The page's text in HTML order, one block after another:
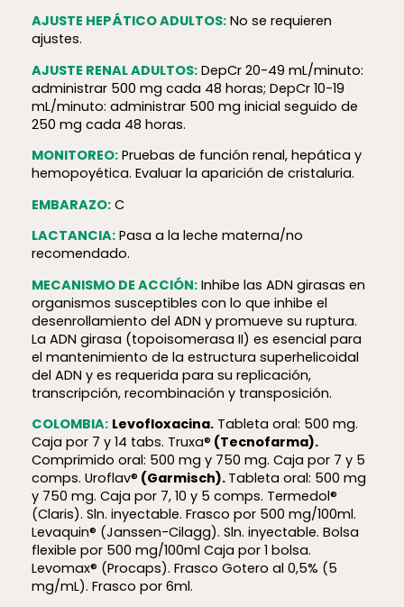
AJUSTE HEPÁTICO ADULTOS:No se requieren
ajustes.
AJUSTE RENAL ADULTOS:DepCr 20-49 mL/minuto:
administrar 500 mg cada 48 horas; DepCr 10-19
mL/minuto: administrar 500 mg inicial seguido de
250 mg cada 48 horas.
MONITOREO:Pruebas de función renal, hepática y
hemopoyética. Evaluar la aparición de cristaluria.
EMBARAZO:C
LACTANCIA:Pasa a la leche materna/no
recomendado.
MECANISMO DE ACCIÓN:Inhibe las ADN girasas en
organismos susceptibles con lo que inhibe el
desenrollamiento del ADN y promueve su ruptura.
La ADN girasa (topoisomerasa II) es esencial para
el mantenimiento de la estructura superhelicoidal
del ADN y es requerida para su replicación,
transcripción, recombinación y transposición.
COLOMBIA: Levofloxacina.Tableta oral: 500 mg.
Caja por 7 y 14 tabs. Truxa® (Tecnofarma).
Comprimido oral: 500 mg y 750 mg. Caja por 7 y 5
comps. Uroflav® (Garmisch). Tableta oral: 500 mg
y 750 mg. Caja por 7, 10 y 5 comps. Termedol®
(Claris). Sln. inyectable. Frasco por 500 mg/100ml.
Levaquin® (Janssen-Cilagg). Sln. inyectable. Bolsa
flexible por 500 mg/100ml Caja por 1 bolsa.
Levomax® (Procaps). Frasco Gotero al 0,5% (5
mg/mL). Frasco por 6ml.